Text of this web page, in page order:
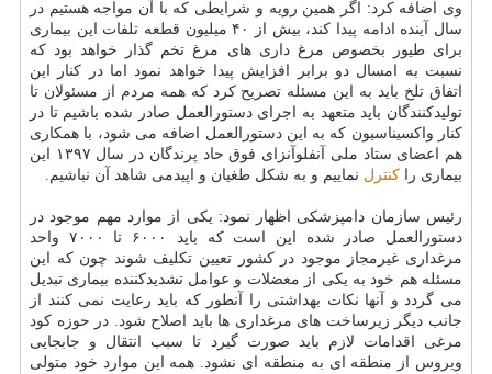
وی اضافه كرد: اگر همین رویه و شرایطی كه با آن مواجه هستیم در
سال آینده ادامه پیدا كند، بیش از ۴۰ میلیون قطعه تلفات این بیماری
برای طیور بخصوص مرغ داری های مرغ تخم گذار خواهد بود كه
نسبت به امسال دو برابر افزایش پیدا خواهد نمود اما در كنار این
اتفاق تلخ باید به این مسئله تصریح كرد كه همه مردم از مسئولان تا
تولیدكنندگان باید متعهد به اجرای دستورالعمل صادر شده باشیم تا در
كنار واكسیناسیون كه به این دستورالعمل اضافه می شود، با همكاری
هم اعضای ستاد ملی آنفلوآنزای فوق حاد پرندگان در سال ۱۳۹۷ این
بیماری را كنترل نماییم و به شكل طغیان و اپیدمی شاهد آن نباشیم.
رئیس سازمان دامپزشكی اظهار نمود: یكی از موارد مهم موجود در
دستورالعمل صادر شده این است كه باید ۶۰۰۰ تا ۷۰۰۰ واحد
مرغداری غیرمجاز موجود در كشور تعیین تكلیف شوند چون كه این
مسئله هم خود به یكی از معضلات و عوامل تشدیدكننده بیماری تبدیل
می گردد و آنها نكات بهداشتی را آنطور كه باید رعایت نمی كنند از
جانب دیگر زیرساخت های مرغداری ها باید اصلاح شود. در حوزه كود
مرغی اقدامات لازم باید صورت گیرد تا سبب انتقال و جابجایی
ویروس از منطقه ای به منطقه ای نشود. همه این موارد خود متولی